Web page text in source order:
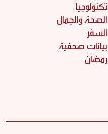
تكنولوجيا
الصحة والجمال
السفر
بيانات صحفية
رمضان